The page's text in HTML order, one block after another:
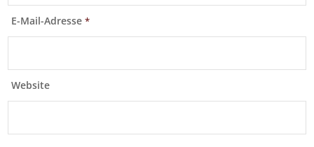
E-Mail-Adresse*
Website